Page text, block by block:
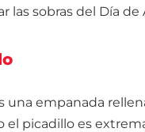
las sobras del Día de
una empanada
el picadillo es